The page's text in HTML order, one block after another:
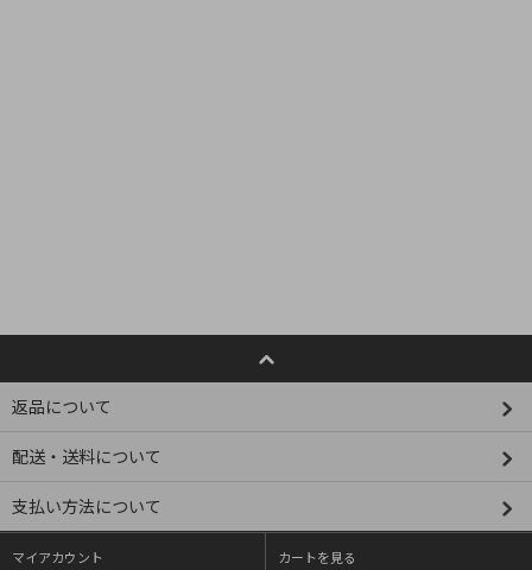
返品について
配送・送料について
支払い方法について
マイアカウント カートを見る